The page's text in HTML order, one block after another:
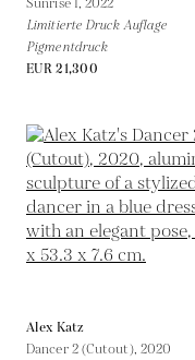
Limitierte Druck Auflage
Pigmentdruck
EUR 21,300
Alex Katz
Dancer 2 (Cutout), 2020